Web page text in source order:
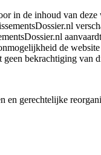
in de inhoud van
de
bekrachtiging van
en gerechtelijke